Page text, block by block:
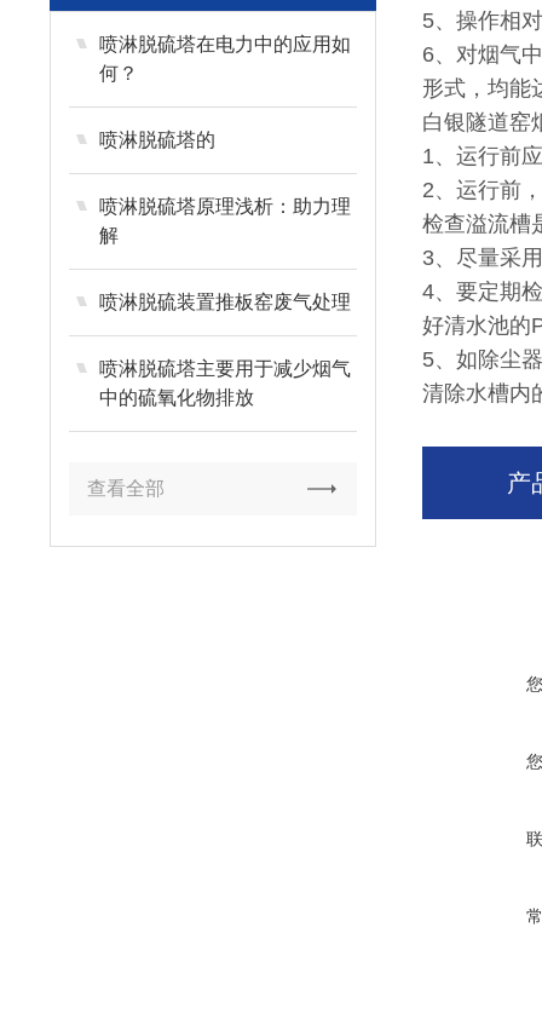
喷淋脱硫塔在电力中的应用如
何？
喷淋脱硫塔的
喷淋脱硫塔原理浅析：助力理
解
喷淋脱硫装置推板窑废气处理
喷淋脱硫塔主要用于减少烟气
中的硫氧化物排放
查看全部
5、操作相
6、对烟气
形式，均能
白银隧道窑
1、运行前
2、运行前
检查溢流槽
3、尽量采
4、要定期
好清水池的
5、如除尘
清除水槽内
产